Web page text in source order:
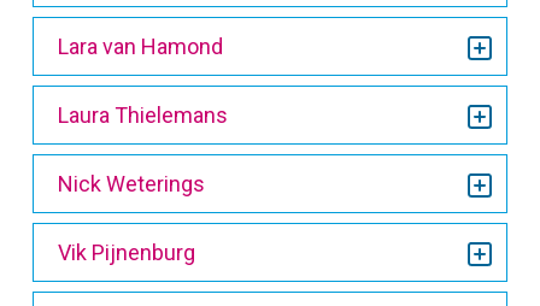
Lara van Hamond
Laura Thielemans
Nick Weterings
Vik Pijnenburg